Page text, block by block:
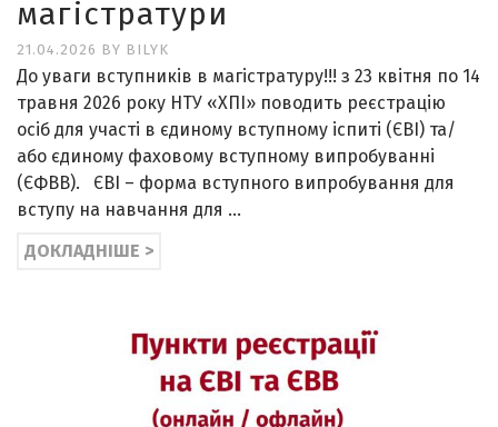
магістратури
21.04.2026 BY BILYK
До уваги вступників в магістратуру!!! з 23 квітня по 14
травня 2026 року НТУ «ХПІ» поводить реєстрацію
осіб для участі в єдиному вступному іспиті (ЄВІ) та/
або єдиному фаховому вступному випробуванні
(ЄФВВ). ЄВІ – форма вступного випробування для
вступу на навчання для …
ДОКЛАДНІШЕ >